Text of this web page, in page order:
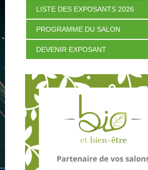
LISTE DES EXPOSANTS 2026
PROGRAMME DU SALON
DEVENIR EXPOSANT